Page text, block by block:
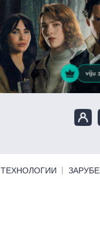
ТЕХНОЛОГИИ